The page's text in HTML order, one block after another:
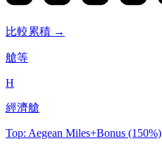
比較累積 →
艙等
H
經濟艙
Top: Aegean Miles+Bonus (150%)